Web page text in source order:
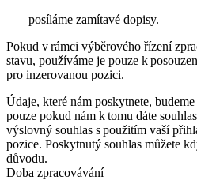
posíláme zamítavé dopisy.
Pokud v rámci výběrového řízení
stavu, používáme je pouze k
pro inzerovanou pozici.
Údaje, které nám poskytnete,
pouze pokud nám k tomu dáte
výslovný souhlas s použitím vaší
pozice. Poskytnutý souhlas můžete
důvodu.
Doba zpracovávání